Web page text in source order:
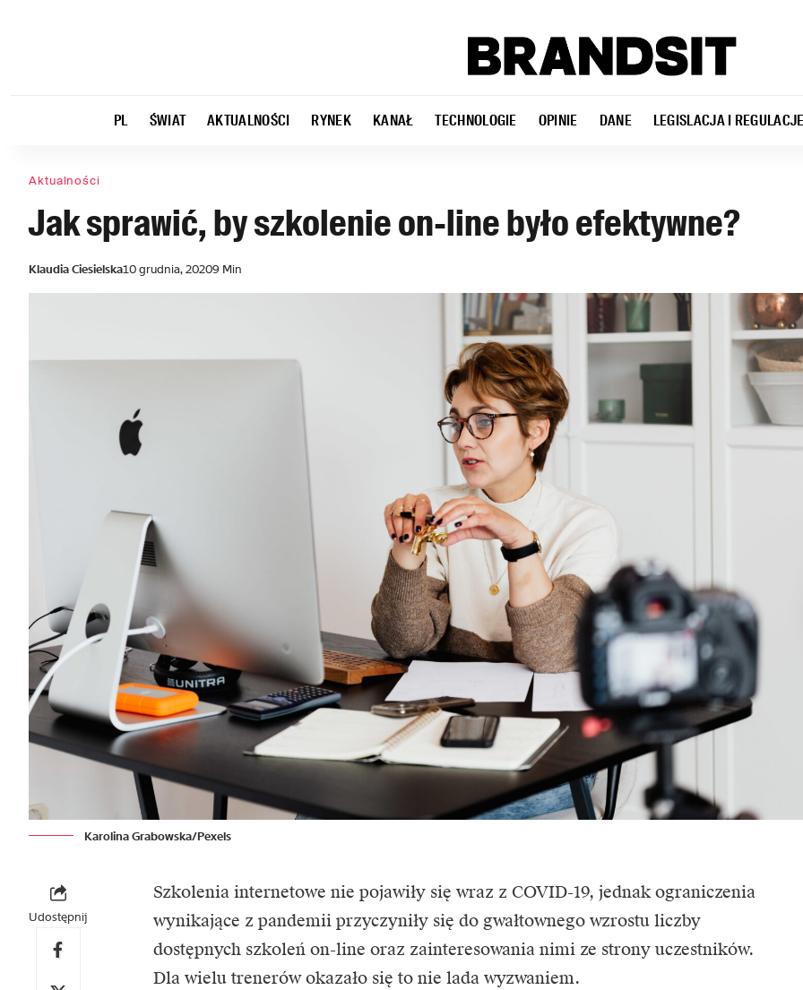
PL ŚWIAT AKTUALNOŚCI RYNEK KANAŁ TECHNOLOGIE OPINIE DANE LEGISLACJA I
Aktualności
Jak sprawić, by szkolenie on-line było efektywne?
Klaudia Ciesielska10 grudnia, 20209 Min
Karolina Grabowska/Pexels
Udostępnij
Szkolenia internetowe nie pojawiły się wraz z COVID-19, jednak ograniczenia
wynikające z pandemii przyczyniły się do gwałtownego wzrostu liczby
dostępnych szkoleń on-line oraz zainteresowania nimi ze strony uczestników.
Dla wielu trenerów okazało się to nie lada wyzwaniem.